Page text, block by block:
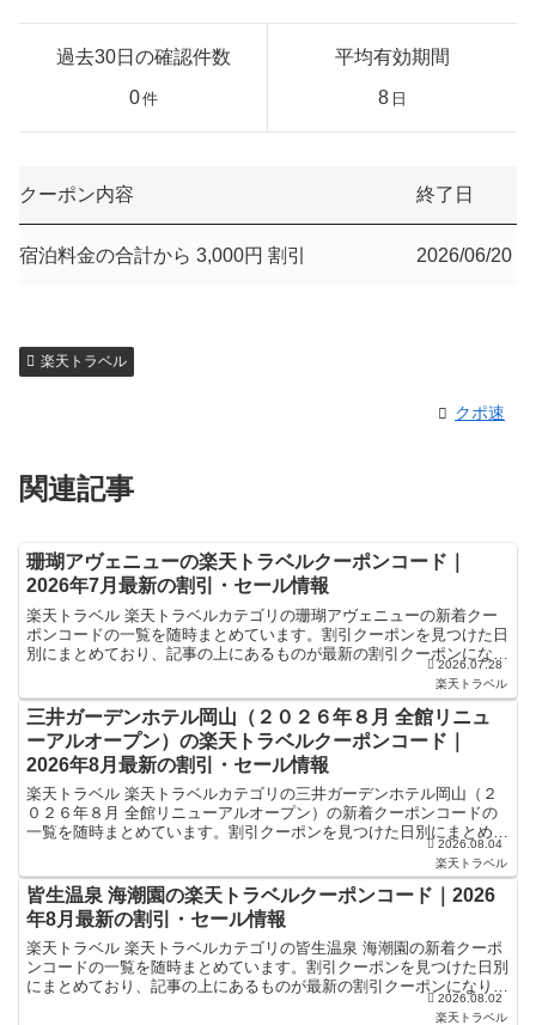
過去30日の確認件数
0件
平均有効期間
8 日
クーポン内容 終了日
宿泊料金の合計から 3,000円 割引 2026/06/20
楽天トラベル
クポ速
関連記事
珊瑚アヴェニューの楽天トラベルクーポンコード｜
2026年7月最新の割引・セール情報
楽天トラベル 楽天トラベルカテゴリの珊瑚アヴェニューの新着クー
ポンコードの一覧を随時まとめています。割引クーポンを見つけた日
別にまとめており、記事の上にあるものが最新の割引クーポンになり
ます。ホテル・旅館宿泊の予約などで使えるクーポンやセー...2026.07.28
楽天トラベル
三井ガーデンホテル岡山（２０２６年８月 全館リニュ
ーアルオープン）の楽天トラベルクーポンコード｜
2026年8月最新の割引・セール情報
楽天トラベル 楽天トラベルカテゴリの三井ガーデンホテル岡山（２
０２６年８月 全館リニューアルオープン）の新着クーポンコードの
一覧を随時まとめています。割引クーポンを見つけた日別にまとめて
おり、記事の上にあるものが最新の割引クーポンになります...2026.08.04
楽天トラベル
皆生温泉 海潮園の楽天トラベルクーポンコード｜2026
年8月最新の割引・セール情報
楽天トラベル 楽天トラベルカテゴリの皆生温泉 海潮園の新着クーポ
ンコードの一覧を随時まとめています。割引クーポンを見つけた日別
にまとめており、記事の上にあるものが最新の割引クーポンになりま
す。ホテル・旅館宿泊の予約などで使えるクーポンやセー...2026.08.02
楽天トラベル